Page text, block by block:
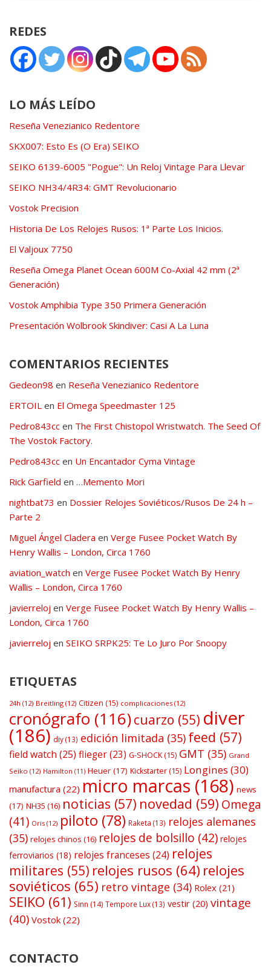
REDES
LO MÁS LEÍDO
Reseña Venezianico Redentore
SKX007: Esto Es (O Era) SEIKO
SEIKO 6139-6005 "Pogue": Un Reloj Vintage Para Llevar
SEIKO NH34/4R34: GMT Revolucionario
Vostok Precision
Historia De Los Relojes Rusos: 1ª Parte Los Inicios.
El Valjoux 7750
Reseña Omega Planet Ocean 600M Co-Axial 42 mm (2ª
Generación)
Vostok Amphibia Type 350 Primera Generación
Presentación Wolbrook Skindiver: Casi A La Luna
COMENTARIOS RECIENTES
Gedeon98 en Reseña Venezianico Redentore
ERTOIL en El Omega Speedmaster 125
Pedro843cc en The First Chistopol Wristwatch. The Seed Of
The Vostok Factory.
Pedro843cc en Un Encantador Cyma Vintage
Rick Garfield en …Memento Mori
nightbat73 en Dossier Relojes Soviéticos/Rusos De 24 h –
Parte 2
Miguel Ángel Cladera en Verge Fusee Pocket Watch By
Henry Wallis – London, Circa 1760
aviation_watch en Verge Fusee Pocket Watch By Henry
Wallis – London, Circa 1760
javierreloj en Verge Fusee Pocket Watch By Henry Wallis –
London, Circa 1760
javierreloj en SEIKO SRPK25: Te Lo Juro Por Snoopy
ETIQUETAS
24h (12) Breitling (12) Citizen (15) complicaciones (12)
cronógrafo (116)cuarzo (55) diver
(186) diy(13) edición limitada (35) feed (57)
field watch (25) flieger(23) G-SHOCK (15) GMT (35) Grand
Seiko (12) Hamilton (11) Heuer (17) Kickstarter (15) Longines (30)
manufactura (22) micro marcas (168) news
(17) NH35 (16) noticias (57) novedad (59) Omega
(41) Oris (12) piloto (78) Raketa (13) relojes alemanes
(35) relojes chinos (16) relojes de bolsillo (42) relojes
ferroviarios (18) relojes franceses (24) relojes
militares (55) relojes rusos (64) relojes
soviéticos (65) retro vintage (34) Rolex (21)
SEIKO (61) Sinn (14) Tempore Lux(13) vestir (20) vintage
(40) Vostok (22)
CONTACTO